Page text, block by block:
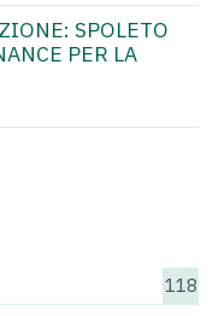
SPOLETO
PER LA
118